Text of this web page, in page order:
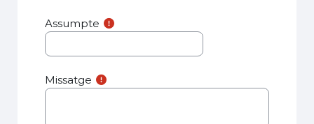
Assumpte
Missatge